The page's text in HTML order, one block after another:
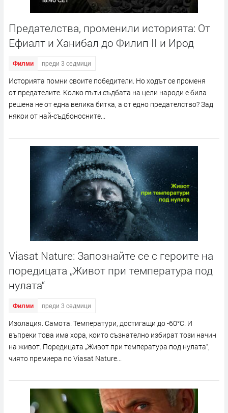
Предателства, променили историята: От
Ефиалт и Ханибал до Филип II и Ирод
Филми преди 3 седмици
Историята помни своите победители. Но ходът се променя
от предателите. Колко пъти съдбата на цели народи е била
решена не от една велика битка, а от едно предателство? Зад
някои от най-съдбоносните...
Viasat Nature: Запознайте се с героите на
поредицата „Живот при температура под
нулата“
Филми преди 3 седмици
Изолация. Самота. Температури, достигащи до -60°C. И
въпреки това има хора, които съзнателно избират този начин
на живот. Поредицата „Живот при температура под нулата“,
чиято премиера по Viasat Nature...